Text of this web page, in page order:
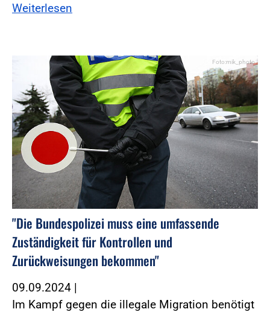
Weiterlesen
Foto:mik_photo
"Die Bundespolizei muss eine umfassende
Zuständigkeit für Kontrollen und
Zurückweisungen bekommen"
09.09.2024 |
Im Kampf gegen die illegale Migration benötigt